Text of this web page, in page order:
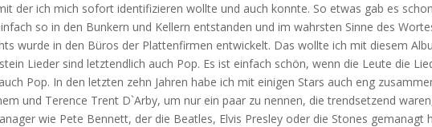
der ich mich sofort identifizieren wollte und auch konnte. So etwas gab es schon
so in den Bunkern und Kellern entstanden und im wahrsten Sinne des
wurde in den Büros der Plattenfirmen entwickelt. Das wollte ich mit diesem
Lieder sind letztendlich auch Pop. Es ist einfach schön, wenn die Leute die
Pop. In den letzten zehn Jahren habe ich mit einigen Stars auch eng
und Terence Trent D`Arby, um nur ein paar zu nennen, die trendsetzend
wie Pete Bennett, der die Beatles, Elvis Presley oder die Stones gemanagt